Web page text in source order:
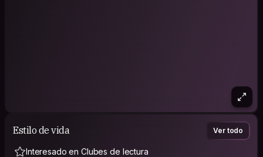
Estilo de vida Ver todo
Interesado en Clubes de lectura